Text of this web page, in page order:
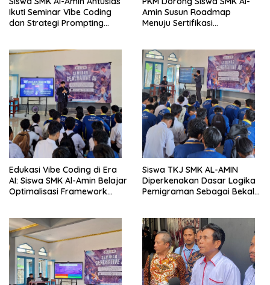
Ikuti Seminar Vibe Coding
dan Strategi Prompting
Amin Susun Roadmap
Menuju Sertifikasi
Edukasi Vibe Coding di Era
AI: Siswa SMK Al-Amin Belajar
Optimalisasi Framework
Siswa TKJ SMK AL-AMIN
Diperkenakan Dasar Logika
Pemigraman Sebagai Bekal